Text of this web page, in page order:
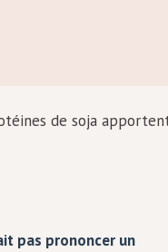
de soja
pas prononcer un